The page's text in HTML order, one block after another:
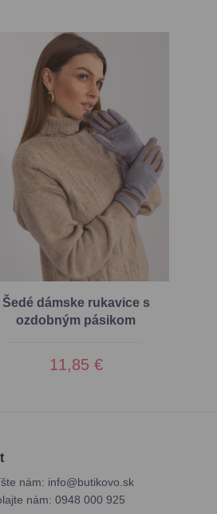
Šedé dámske rukavice s
ozdobným pásikom
11,85 €
nám: info@butikovo.sk
nám: 0948 000 925